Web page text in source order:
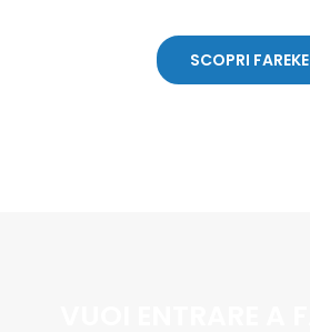
SCOPRI FAREKE